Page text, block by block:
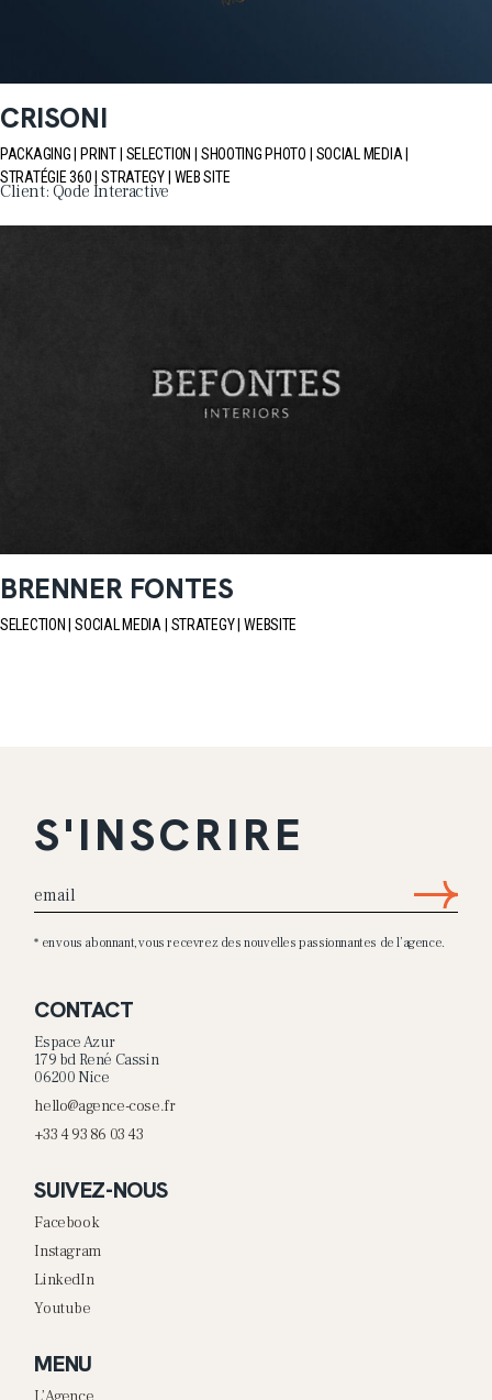
CRISONI
PACKAGING PRINT SELECTION SHOOTING PHOTO
SOCIAL MEDIA
STRATÉGIE 360 STRATEGY WEB SITE
Client: Qode Interactive
BRENNER FONTES
SELECTION SOCIAL MEDIA STRATEGY WEBSITE
S'INSCRIRE
* en vous abonnant, vous recevrez des nouvelles passionnantes de l’agence.
CONTACT
Espace Azur
179 bd René Cassin
06200 Nice
hello@agence-cose.fr
+33 4 93 86 03 43
SUIVEZ-NOUS
Facebook
Instagram
LinkedIn
Youtube
MENU